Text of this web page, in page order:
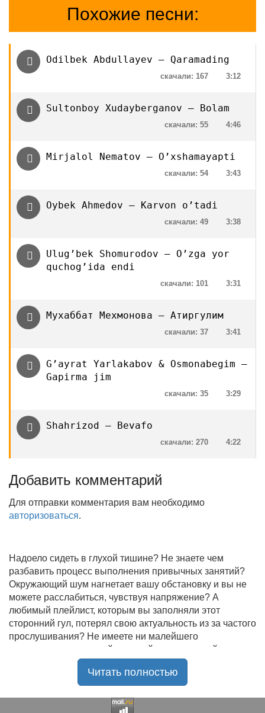
Похожие песни:
Odilbek Abdullayev — Qaramading
3:12
скачали: 167
Sultonboy Xudayberganov — Bolam
4:46
скачали: 55
Mirjalol Nematov — O’xshamayapti
3:43
скачали: 54
Oybek Ahmedov — Karvon o’tadi
3:38
скачали: 49
Ulug’bek Shomurodov — O’zga yor
quchog’ida endi
3:31
скачали: 101
Мухаббат Мехмонова — Атиргулим
3:41
скачали: 37
G’ayrat Yarlakabov & Osmonabegim —
Gapirma jim
3:29
скачали: 35
Shahrizod — Bevafo
4:22
скачали: 270
Добавить комментарий
Для отправки комментария вам необходимо
авторизоваться.
Надоело сидеть в глухой тишине? Не знаете чем
разбавить процесс выполнения привычных занятий?
Окружающий шум нагнетает вашу обстановку и вы не
можете расслабиться, чувствуя напряжение? А
любимый плейлист, которым вы заполняли этот
сторонний гул, потерял свою актуальность из за частого
прослушивания? Не имеете ни малейшего
представления, где найти новый качественный контент
на замену старому? В таком случае вы обратились по
радостью приветствует своих старых и новых
Читать полностью